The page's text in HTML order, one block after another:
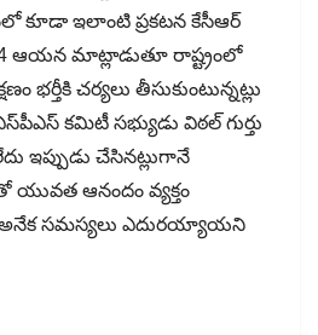
ఇలాంటి ప్రకటన కేసీఆర్​
ఆయన మాట్లాడుతూ రాష్ట్రంలో
భర్తీకి చర్యలు తీసుకుంటున్నట్లు
కమిటీ సభ్యుడు విఠల్​ గుర్తు
ఇప్పుడు చేసినట్లుగానే
ఆనందం వ్యక్తం
గా అనేక సమస్యలు ఎదురయ్యాయని